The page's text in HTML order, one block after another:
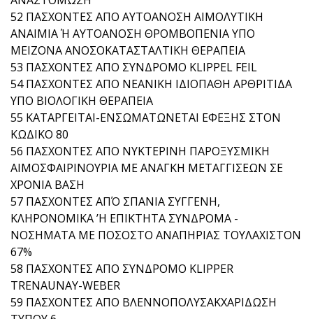
52 ΠΑΣΧΟΝΤΕΣ ΑΠΟ ΑΥΤΟΑΝΟΣΗ ΑΙΜΟΛΥΤΙΚΗ
ΑΝΑΙΜΙΑ Ή ΑΥΤΟΑΝΟΣΗ ΘΡΟΜΒΟΠΕΝΙΑ ΥΠΟ
ΜΕΙΖΟΝΑ ΑΝΟΣΟΚΑΤΑΣΤΑΛΤΙΚΗ ΘΕΡΑΠΕΙΑ
53 ΠΑΣΧΟΝΤΕΣ ΑΠΟ ΣΥΝΔΡΟΜΟ KLIPPEL FEIL
54 ΠΑΣΧΟΝΤΕΣ ΑΠΟ ΝΕΑΝΙΚΗ ΙΔΙΟΠΑΘΗ ΑΡΘΡΙΤΙΔΑ
ΥΠΟ ΒΙΟΛΟΓΙΚΗ ΘΕΡΑΠΕΙΑ
55 ΚΑΤΑΡΓΕΙΤΑΙ-ΕΝΣΩΜΑΤΩΝΕΤΑΙ ΕΦΕΞΗΣ ΣΤΟΝ
ΚΩΔΙΚΟ 80
56 ΠΑΣΧΟΝΤΕΣ ΑΠΟ ΝΥΚΤΕΡΙΝΗ ΠΑΡΟΞΥΣΜΙΚΗ
ΑΙΜΟΣΦΑΙΡΙΝΟΥΡΙΑ ΜΕ ΑΝΑΓΚΗ ΜΕΤΑΓΓΙΣΕΩΝ ΣΕ
ΧΡΟΝΙΑ ΒΑΣΗ
57 ΠΑΣΧΟΝΤΕΣ ΑΠΌ ΣΠΑΝΙΑ ΣΥΓΓΕΝΗ,
ΚΛΗΡΟΝΟΜΙΚΑ ’Η ΕΠΙΚΤΗΤΑ ΣΥΝΔΡΟΜΑ -
ΝΟΣΗΜΑΤΑ ΜΕ ΠΟΣΟΣΤΟ ΑΝΑΠΗΡΙΑΣ ΤΟΥΛΑΧΙΣΤΟΝ
67%
58 ΠΑΣΧΟΝΤΕΣ ΑΠΟ ΣΥΝΔΡΟΜΟ KLIPPER
TRENAUNAY-WEBER
59 ΠΑΣΧΟΝΤΕΣ ΑΠΟ ΒΛΕΝΝΟΠΟΛΥΣΑΚΧΑΡΙΔΩΣΗ